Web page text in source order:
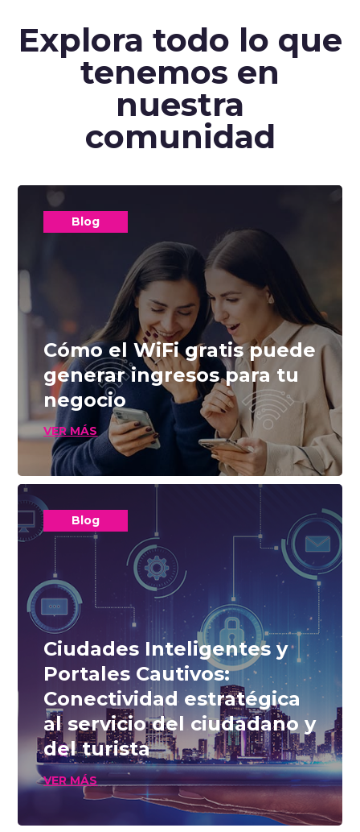
Explora todo lo que
tenemos en
nuestra
comunidad
Blog
Cómo el WiFi gratis puede
generar ingresos para tu
negocio
VER MÁS
Blog
Ciudades Inteligentes y
Portales Cautivos:
Conectividad estratégica
al servicio del ciudadano y
del turista
VER MÁS